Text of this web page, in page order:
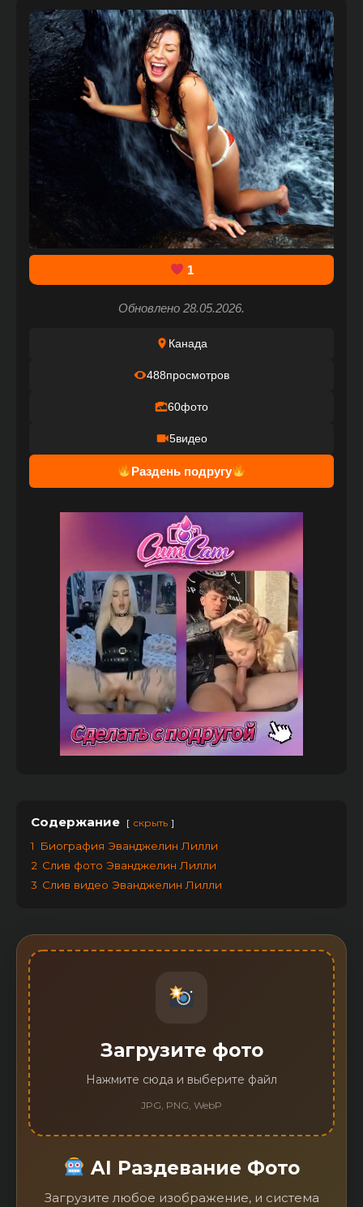
1
Обновлено 28.05.2026.
Канада
488просмотров
60фото
5видео
Раздень подругу
Содержание скрыть
1
Биография Эванджелин Лилли
2 Слив фото Эванджелин Лилли
3 Слив видео Эванджелин Лилли
Загрузите фото
Нажмите сюда и выберите файл
JPG, PNG, WebP
AI Раздевание Фото
Загрузите любое изображение, и система